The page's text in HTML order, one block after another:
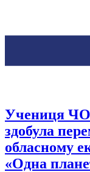
Учениця
здобула
обласному
«Одна